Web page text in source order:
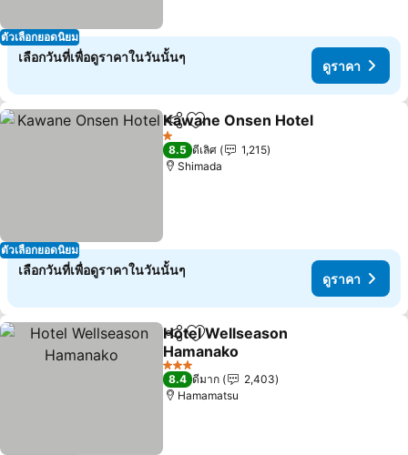
ตัวเลือกยอดนิยม
เลือกวันที่เพื่อดูราคาในวันนั้นๆ
ดูราคา
ตัวเลือกยอดนิยม
แชร์ เพิ่มในรายการโปรด
Kawane Onsen Hotel
1 ดาว
8.5 ดีเลิศ
1,215
Shimada
เลือกวันที่เพื่อดูราคาในวันนั้นๆ
ดูราคา
แชร์ เพิ่มในรายการโปรด
Hotel Wellseason
Hamanako
3 ดาว
8.4 ดีมาก
2,403
Hamamatsu